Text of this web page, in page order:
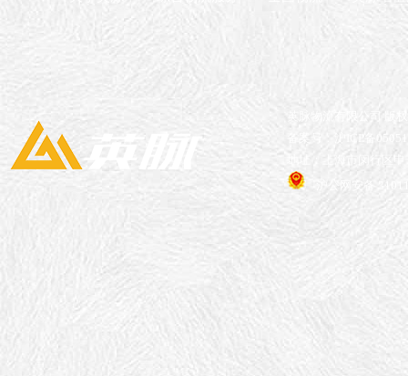
备案号：沪ICP备
沪公网安备